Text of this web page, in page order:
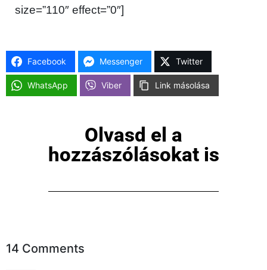
size=”110″ effect=”0″]
Facebook Messenger Twitter
WhatsApp Viber Link másolása
Olvasd el a
hozzászólásokat is
14 Comments